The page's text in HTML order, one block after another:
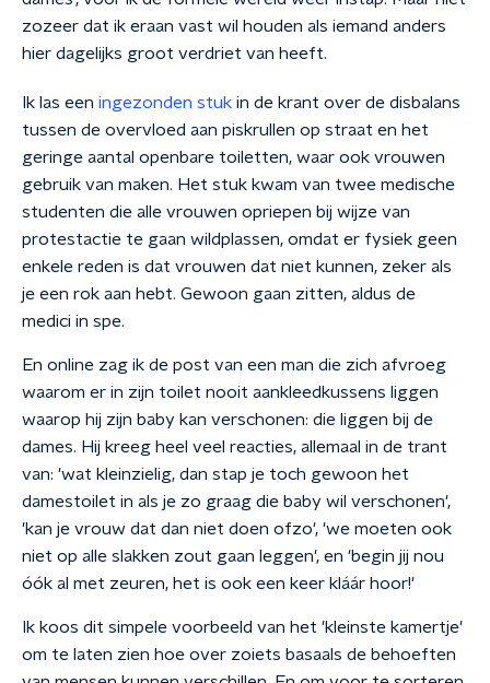
zozeer dat ik eraan vast wil houden als iemand anders
hier dagelijks groot verdriet van heeft.
Ik las een ingezonden stuk in de krant over de disbalans
tussen de overvloed aan piskrullen op straat en het
geringe aantal openbare toiletten, waar ook vrouwen
gebruik van maken. Het stuk kwam van twee medische
studenten die alle vrouwen opriepen bij wijze van
protestactie te gaan wildplassen, omdat er fysiek geen
enkele reden is dat vrouwen dat niet kunnen, zeker als
je een rok aan hebt. Gewoon gaan zitten, aldus de
medici in spe.
En online zag ik de post van een man die zich afvroeg
waarom er in zijn toilet nooit aankleedkussens liggen
waarop hij zijn baby kan verschonen: die liggen bij de
dames. Hij kreeg heel veel reacties, allemaal in de trant
van: 'wat kleinzielig, dan stap je toch gewoon het
damestoilet in als je zo graag die baby wil verschonen',
'kan je vrouw dat dan niet doen ofzo', 'we moeten ook
niet op alle slakken zout gaan leggen', en 'begin jij nou
óók al met zeuren, het is ook een keer kláár hoor!'
Ik koos dit simpele voorbeeld van het 'kleinste kamertje'
om te laten zien hoe over zoiets basaals de behoeften